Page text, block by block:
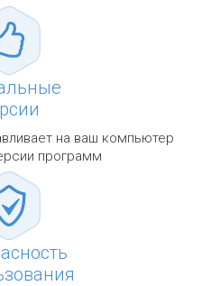
на ваш компьютер
программ